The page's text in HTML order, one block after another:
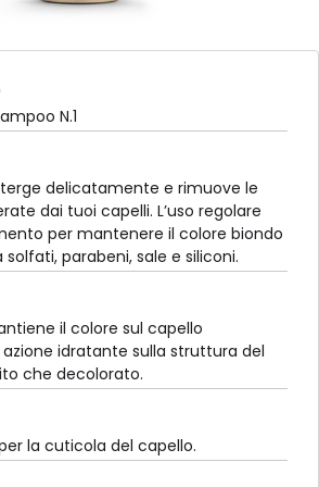
N.1
delicatamente e rimuove le
dai tuoi capelli. L’uso regolare
per mantenere il colore biondo
solfati, parabeni, sale e siliconi.
il colore sul capello
idratante sulla struttura del
che decolorato.
la cuticola del capello.